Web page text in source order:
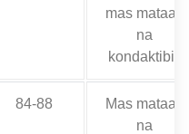
mas mataas
na
kondaktibiti
84-88
Mas mataas
na